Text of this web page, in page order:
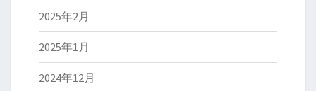
2025年2月
2025年1月
2024年12月